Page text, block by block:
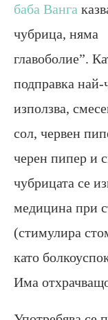
баба Ванга
чубрица, няма
главоболие”.
подправка най-
използва,
сол, червен
черен пипер и
чубрицата се
медицина при
(стимулира
като
Има